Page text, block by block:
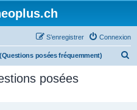
Connexion
S’enregistrer
posées fréquemment)
posées